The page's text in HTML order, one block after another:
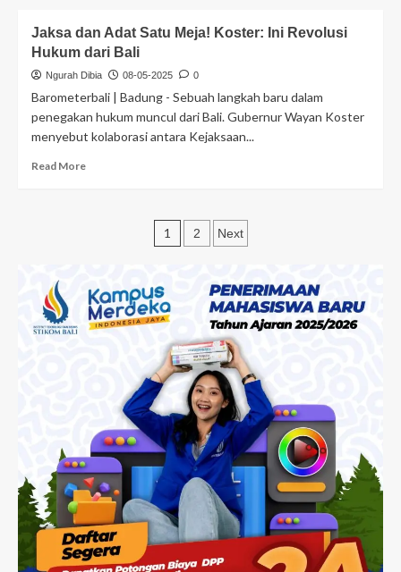
Jaksa dan Adat Satu Meja! Koster: Ini Revolusi
Hukum dari Bali
Ngurah Dibia 08-05-2025 0
Barometerbali | Badung - Sebuah langkah baru dalam
penegakan hukum muncul dari Bali. Gubernur Wayan Koster
menyebut kolaborasi antara Kejaksaan...
Read More
1 2 Next